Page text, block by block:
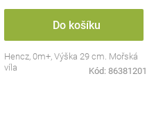
Do košíku
Hencz, 0m+, Výška 29 cm. Mořská
víla
Kód: 86381201